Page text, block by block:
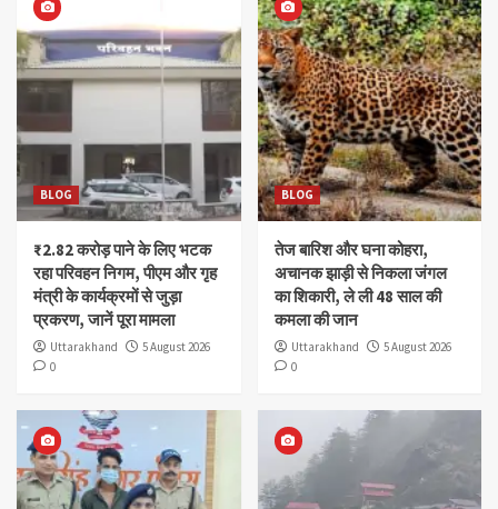
BLOG
₹2.82 करोड़ पाने के लिए भटक
रहा परिवहन निगम, पीएम और गृह
मंत्री के कार्यक्रमों से जुड़ा
प्रकरण, जानें पूरा मामला
Uttarakhand
5 August 2026
0
BLOG
तेज बारिश और घना कोहरा,
अचानक झाड़ी से निकला जंगल
का शिकारी, ले ली 48 साल की
कमला की जान
Uttarakhand
5 August 2026
0